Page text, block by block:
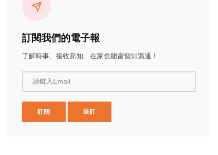
訂閱我們的電子報
了解時事、接收新知、在家也能當個知識通！
請鍵入Email
訂閱 退訂